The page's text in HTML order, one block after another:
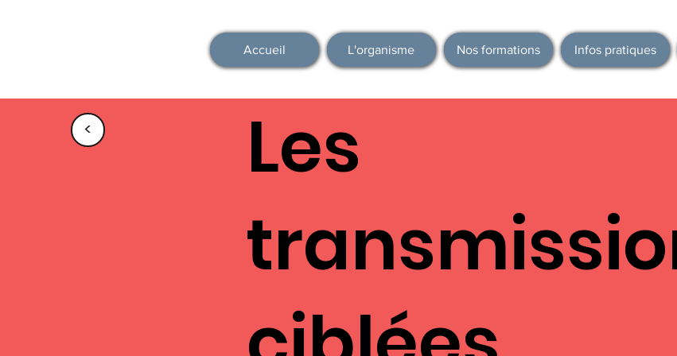
Accueil L'organisme Nos formations Infos pratiques
<
Les